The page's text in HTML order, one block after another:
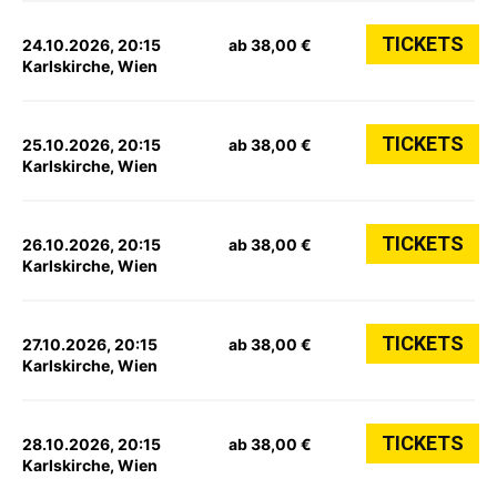
24.10.2026, 20:15
Karlskirche, Wien
ab 38,00 € TICKETS
25.10.2026, 20:15
Karlskirche, Wien
ab 38,00 € TICKETS
26.10.2026, 20:15
Karlskirche, Wien
ab 38,00 € TICKETS
27.10.2026, 20:15
Karlskirche, Wien
ab 38,00 € TICKETS
28.10.2026, 20:15
Karlskirche, Wien
ab 38,00 € TICKETS